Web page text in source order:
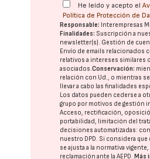
He leído y acepto el
Política de Protección de
Responsable: Interempresas
Finalidades: Suscripción a
newsletter(s). Gestión de
Envío de emails relacionados
relativos a intereses similares o
asociados.Conservación:
relación con Ud., o mientras
llevar a cabo las finalidades
Los datos pueden cederse a
grupo por motivos de gestión
Acceso, rectificación,
portabilidad, limitación del
decisiones automatizadas:
nuestro DPD. Si considera
se ajusta a la normativa
reclamación ante laAEPD.Más